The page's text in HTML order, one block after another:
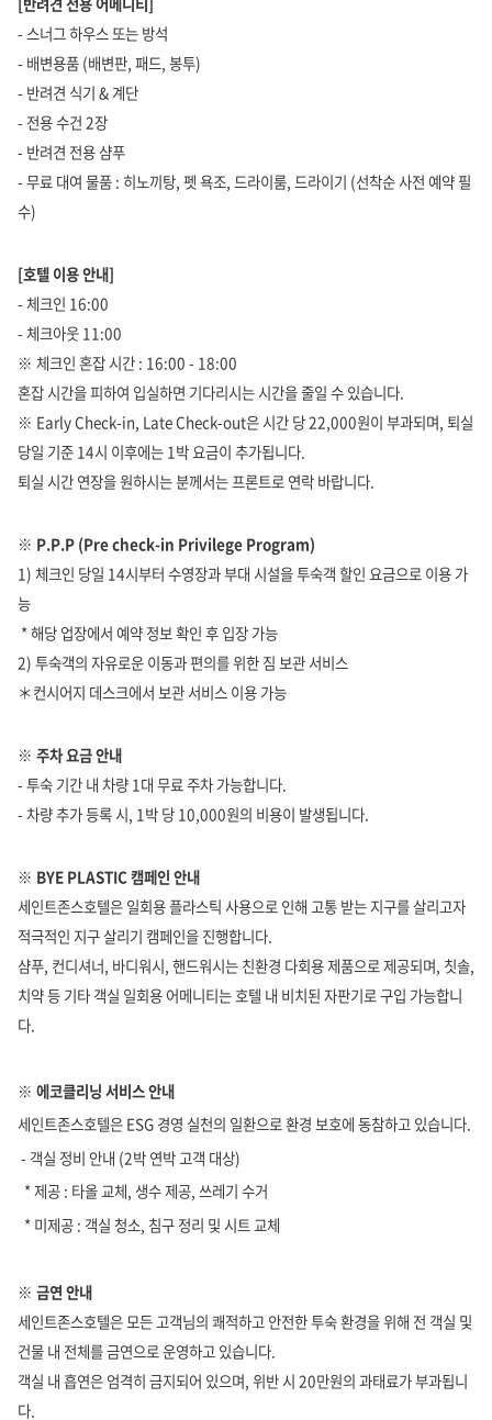
- 스너그 하우스 또는 방석
- 배변용품 (배변판, 패드, 봉투)
- 반려견 식기 & 계단
- 전용 수건 2장
- 반려견 전용 샴푸
- 무료 대여 물품 : 히노끼탕, 펫 욕조, 드라이룸, 드라이기 (선착순 사전 예약 필
수)
[호텔 이용 안내]
- 체크인 16:00
- 체크아웃 11:00
※ 체크인 혼잡 시간 : 16:00 - 18:00
혼잡 시간을 피하여 입실하면 기다리시는 시간을 줄일 수 있습니다.
※ Early Check-in, Late Check-out은 시간 당 22,000원이 부과되며, 퇴실
당일 기준 14시 이후에는 1박 요금이 추가됩니다.
퇴실 시간 연장을 원하시는 분께서는 프론트로 연락 바랍니다.
※ P.P.P (Pre check-in Privilege Program)
1) 체크인 당일 14시부터 수영장과 부대 시설을 투숙객 할인 요금으로 이용 가
능
* 해당 업장에서 예약 정보 확인 후 입장 가능
2) 투숙객의 자유로운 이동과 편의를 위한 짐 보관 서비스
＊컨시어지 데스크에서 보관 서비스 이용 가능
※ 주차 요금 안내
- 투숙 기간 내 차량 1대 무료 주차 가능합니다.
- 차량 추가 등록 시, 1박 당 10,000원의 비용이 발생됩니다.
※ BYE PLASTIC 캠페인 안내
세인트존스호텔은 일회용 플라스틱 사용으로 인해 고통 받는 지구를 살리고자
적극적인 지구 살리기 캠페인을 진행합니다.
샴푸, 컨디셔너, 바디워시, 핸드워시는 친환경 다회용 제품으로 제공되며, 칫솔,
치약 등 기타 객실 일회용 어메니티는 호텔 내 비치된 자판기로 구입 가능합니
다.
※ 에코클리닝 서비스 안내
세인트존스호텔은 ESG 경영 실천의 일환으로 환경 보호에 동참하고 있습니다.
- 객실 정비 안내 (2박 연박 고객 대상)
* 제공 : 타올 교체, 생수 제공, 쓰레기 수거
* 미제공 : 객실 청소, 침구 정리 및 시트 교체
※ 금연 안내
세인트존스호텔은 모든 고객님의 쾌적하고 안전한 투숙 환경을 위해 전 객실 및
건물 내 전체를 금연으로 운영하고 있습니다.
객실 내 흡연은 엄격히 금지되어 있으며, 위반 시 20만원의 과태료가 부과됩니
다.